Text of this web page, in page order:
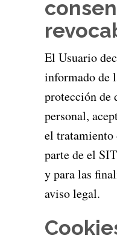
El Usuario
informado de
protección de
personal,
el tratamiento
parte de el
y para las
aviso legal.